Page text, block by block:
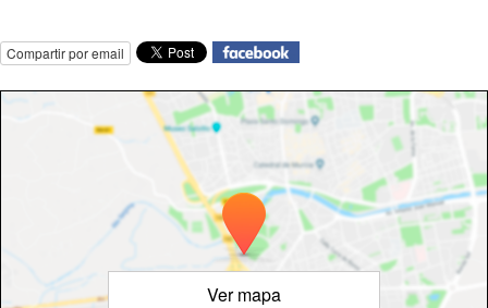
Compartir por email
Ver mapa